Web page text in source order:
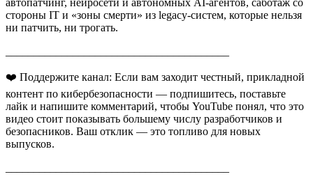
автопатчинг, нейросети и автономных AI-агентов, саботаж со
стороны IT и «зоны смерти» из legacy-систем, которые нельзя
ни патчить, ни трогать.
❤️ Поддержите канал: Если вам заходит честный, прикладной
контент по кибербезопасности — подпишитесь, поставьте
лайк и напишите комментарий, чтобы YouTube понял, что это
видео стоит показывать большему числу разработчиков и
безопасников. Ваш отклик — это топливо для новых
выпусков.